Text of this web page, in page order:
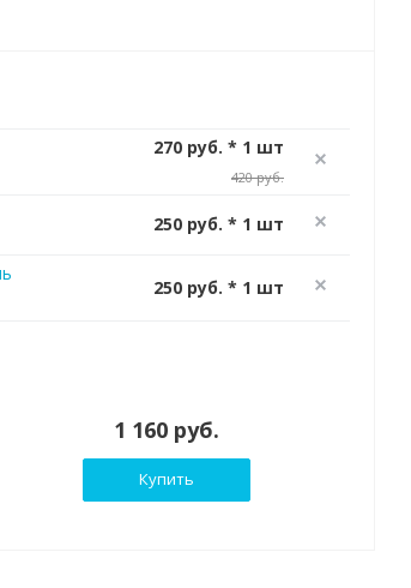
270 руб. * 1 шт
420 руб.
250 руб. * 1 шт
250 руб. * 1 шт
1 160 руб.
Купить